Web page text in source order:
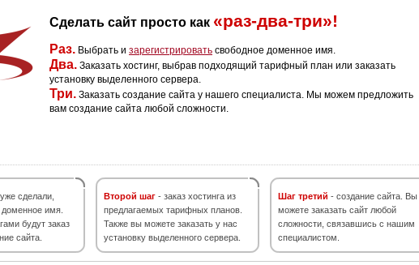
Сделать сайт просто как «раз-два-три»!
Раз. Выбрать и зарегистрировать свободное доменное имя.
Два. Заказать хостинг, выбрав подходящий тарифный план или заказать
установку выделенного сервера.
Три. Заказать создание сайта у нашего специалиста. Мы можем предложить
вам создание сайта любой сложности.
сделали,
доменное имя.
будут заказ
сайта.
Второй шаг - заказ хостинга из
предлагаемых тарифных планов.
Также вы можете заказать у нас
установку выделенного сервера.
Шаг третий - создание сайта. Вы
можете заказать сайт любой
сложности, связавшись с нашим
специалистом.